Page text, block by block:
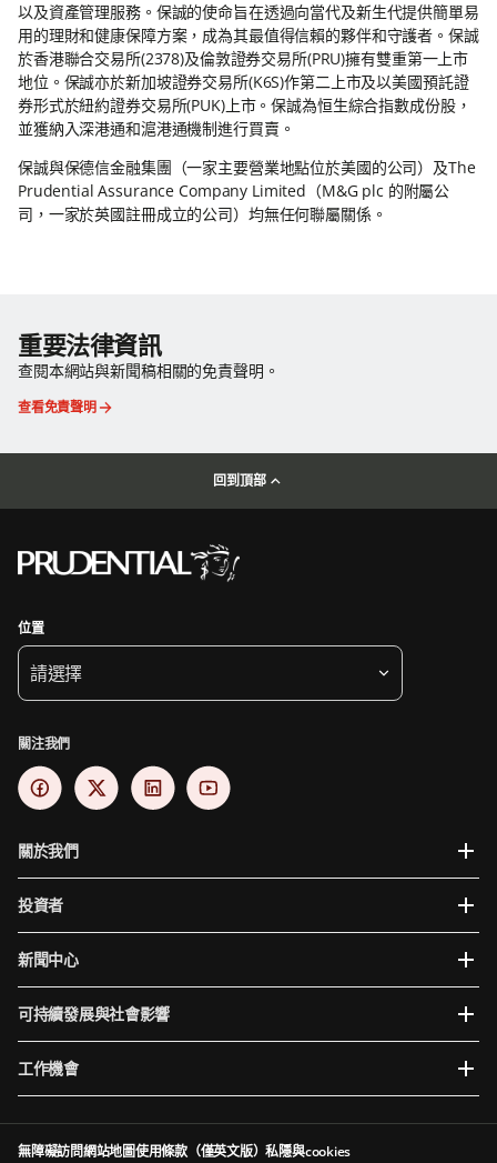
以及資產管理服務。保誠的使命旨在透過向當代及新生代提供簡單易
用的理財和健康保障方案，成為其最值得信賴的夥伴和守護者。保誠
於香港聯合交易所(2378)及倫敦證券交易所(PRU)擁有雙重第一上市
地位。保誠亦於新加坡證券交易所(K6S)作第二上市及以美國預託證
券形式於紐約證券交易所(PUK)上市。保誠為恒生綜合指數成份股，
並獲納入深港通和滬港通機制進行買賣。
保誠與保德信金融集團（一家主要營業地點位於美國的公司）及The
Prudential Assurance Company Limited（M&G plc 的附屬公
司，一家於英國註冊成立的公司）均無任何聯屬關係。
重要法律資訊
查閱本網站與新聞稿相關的免責聲明。
查看免責聲明
回到頂部
位置
請選擇
關注我們
關於我們
投資者
新聞中心
可持續發展與社會影響
工作機會
無障礙訪問網站地圖使用條款（僅英文版）私隱與cookies